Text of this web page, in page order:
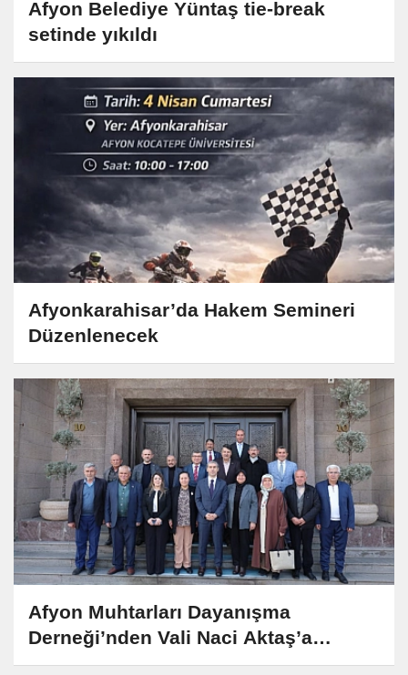
Afyon Belediye Yüntaş tie-break
setinde yıkıldı
Afyonkarahisar’da Hakem Semineri
Düzenlenecek
Afyon Muhtarları Dayanışma
Derneği’nden Vali Naci Aktaş’a
Anlamlı Ziyaret